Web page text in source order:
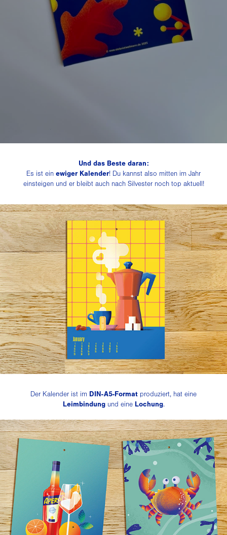
Und das Beste daran:
Es ist ein ewiger Kalender! Du kannst also mitten im Jahr
einsteigen und er bleibt auch nach Silvester noch top aktuell!
Der Kalender ist im DIN-A5-Format produziert, hat eine
Leimbindungund eine Lochung.